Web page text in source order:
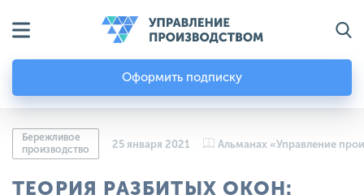
Оформить подписку
Бережливое
производство
25 января 2021 Альманах «Управление
ТЕОРИЯ РАЗБИТЫХ ОКОН: